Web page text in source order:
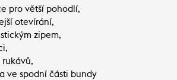
pro větší pohodlí,
otevírání,
zipem,
rukávů,
ve spodní části bundy